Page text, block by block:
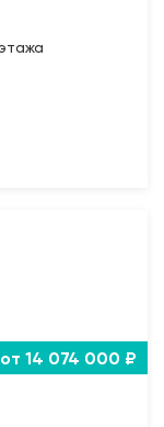
от 14 074 000 ₽